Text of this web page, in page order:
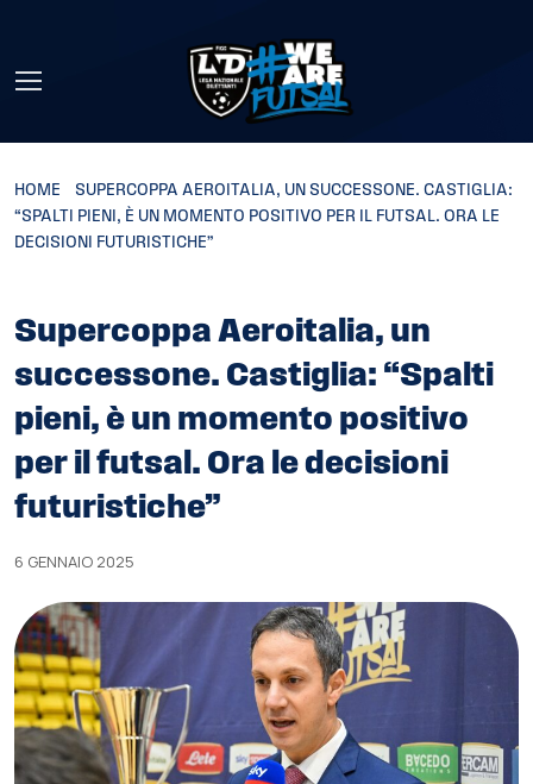
HOME
SUPERCOPPA AEROITALIA, UN SUCCESSONE. CASTIGLIA:
“SPALTI PIENI, È UN MOMENTO POSITIVO PER IL FUTSAL. ORA LE
DECISIONI FUTURISTICHE”
Supercoppa Aeroitalia, un
successone. Castiglia: “Spalti
pieni, è un momento positivo
per il futsal. Ora le decisioni
futuristiche”
6 GENNAIO 2025